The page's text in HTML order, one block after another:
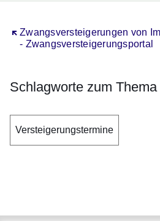
Zwangsversteigerungen von
- Zwangsversteigerungsportal
Öffnet sich in einem neuen
Schlagworte zum Thema
Versteigerungstermine